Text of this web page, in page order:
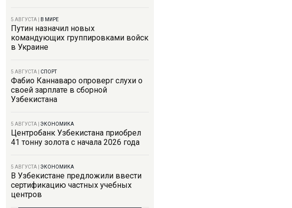
5 АВГУСТА В МИРЕ
Путин назначил новых
командующих группировками войск
в Украине
5 АВГУСТА СПОРТ
Фабио Каннаваро опроверг слухи о
своей зарплате в сборной
Узбекистана
5 АВГУСТА ЭКОНОМИКА
Центробанк Узбекистана приобрел
41 тонну золота с начала 2026 года
5 АВГУСТА ЭКОНОМИКА
В Узбекистане предложили ввести
сертификацию частных учебных
центров